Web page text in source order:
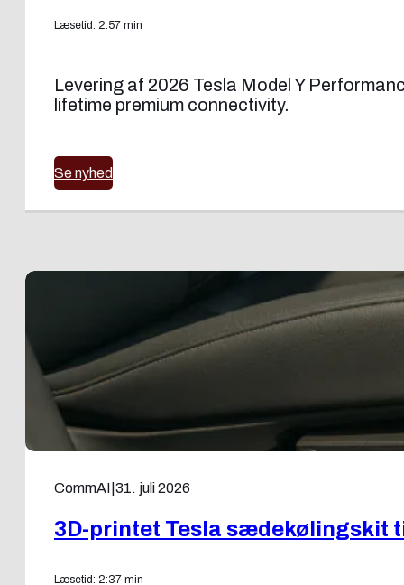
Læsetid: 2:57 min
Levering af 2026 Tesla Model Y
lifetime premium connectivity.
Se nyhed
CommAI 31. juli 2026
3D-printet Tesla sædekølingskit
Læsetid: 2:37 min